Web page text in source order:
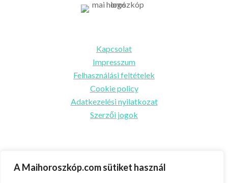
A Maihoroszkóp.com sütiket használ
Kapcsolat
Impresszum
Felhasználási feltételek
Cookie policy
Adatkezelési nyilatkozat
Szerzői jogok
Ünnepek.center